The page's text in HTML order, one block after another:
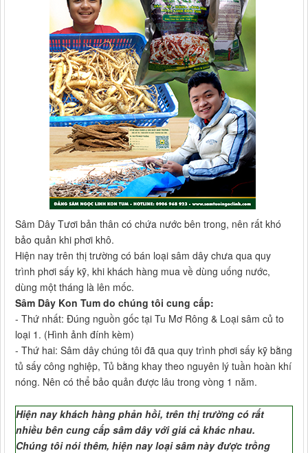
Sâm Dây Tươi bản thân có chứa nước bên trong, nên rất khó
bảo quản khi phơi khô.
Hiện nay trên thị trường có bán loại sâm dây chưa qua quy
trình phơi sấy kỹ, khi khách hàng mua về dùng uống nước,
dùng một tháng là lên mốc.
Sâm Dây Kon Tum do chúng tôi cung cấp:
- Thứ nhất: Đúng nguồn gốc tại Tu Mơ Rông & Loại sâm củ to
loại 1. (Hình ảnh đính kèm)
- Thứ hai: Sâm dây chúng tôi đã qua quy trình phơi sấy kỹ bằng
tủ sấy công nghiệp, Tủ bằng khay theo nguyên lý tuần hoàn khí
nóng. Nên có thể bảo quản được lâu trong vòng 1 năm.
Hiện nay khách hàng phản hồi, trên thị trường có rất
nhiều bên cung cấp sâm dây với giá cả khác nhau.
Chúng tôi nói thêm, hiện nay loại sâm này được trồng